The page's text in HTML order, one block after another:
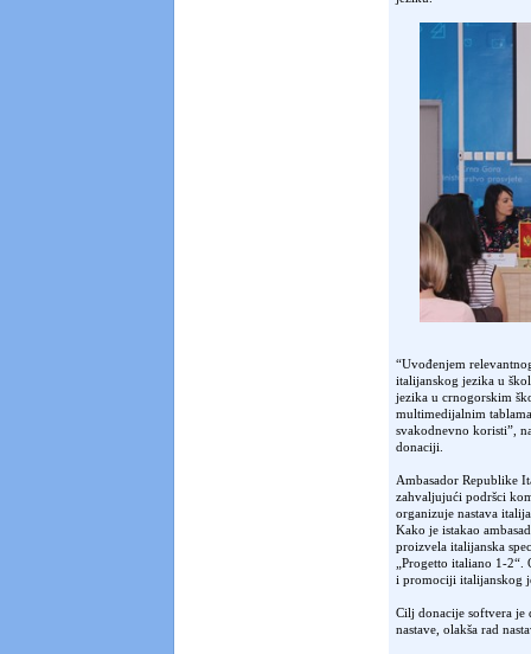
“Uvođenjem
italijanskog jezika u
jezika u crnogorskim
multimedijalnim
svakodnevno koristi”,
donaciji.
Ambasador Republike
zahvaljujući podršci
organizuje nastava
Kako je istakao
proizvela italijanska
„Progetto italiano 1-
i promociji italijanskog
Cilj donacije softvera je
nastave, olakša rad